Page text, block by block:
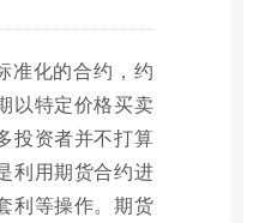
准化的合约，约
以特定价格买卖
投资者并不打算
利用期货合约进
利等操作。期货